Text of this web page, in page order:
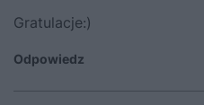
Gratulacje:)
Odpowiedz